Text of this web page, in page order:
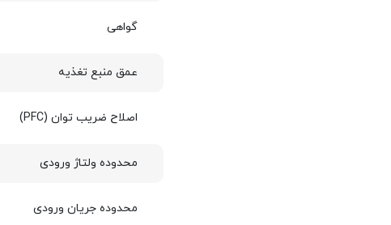
گواهی
عمق منبع تغذیه
اصلاح ضریب توان (PFC)
محدوده ولتاژ ورودی
محدوده جریان ورودی